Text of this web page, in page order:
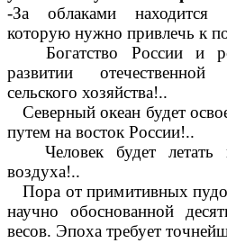
-За облаками находится
которую нужно привлечь к
Богатство России и
развитии
сельского хозяйства!..
Северный океан будет
путем на восток России!..
Человек будет летать
воздуха!..
Пора от примитивных
научно обоснованной
весов. Эпоха требует